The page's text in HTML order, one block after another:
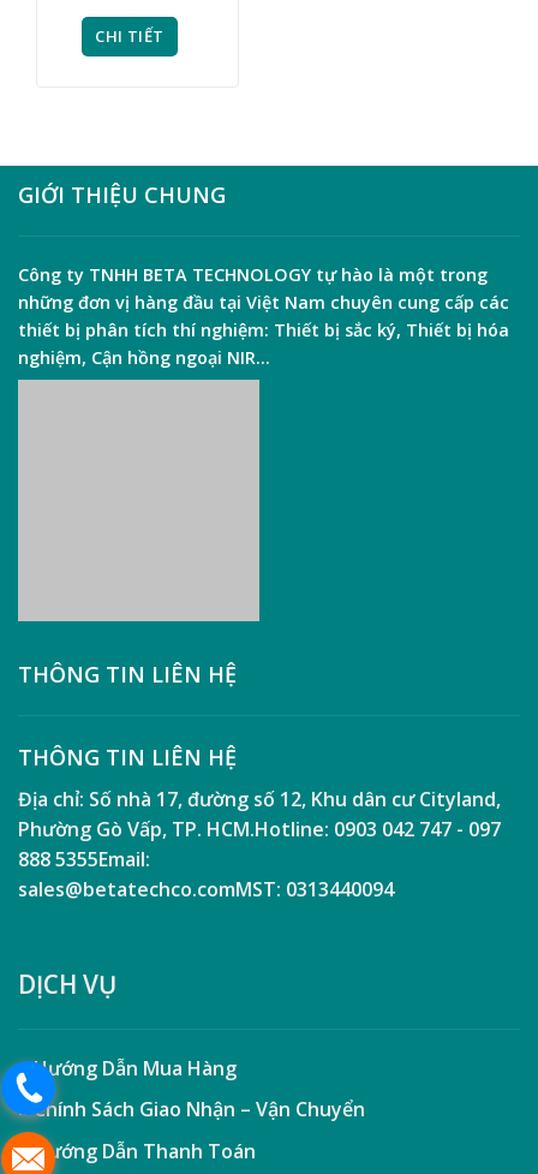
CHI TIẾT
GIỚI THIỆU CHUNG
Công ty TNHH BETA TECHNOLOGY tự hào là một trong
những đơn vị hàng đầu tại Việt Nam chuyên cung cấp các
thiết bị phân tích thí nghiệm: Thiết bị sắc ký, Thiết bị hóa
nghiệm, Cận hồng ngoại NIR…
THÔNG TIN LIÊN HỆ
THÔNG TIN LIÊN HỆ
Địa chỉ: Số nhà 17, đường số 12, Khu dân cư Cityland,
Phường Gò Vấp, TP. HCM.Hotline: 0903 042 747 - 097
888 5355Email:
sales@betatechco.comMST: 0313440094
DỊCH VỤ
» Hướng Dẫn Mua Hàng
» Chính Sách Giao Nhận – Vận Chuyển
» Hướng Dẫn Thanh Toán